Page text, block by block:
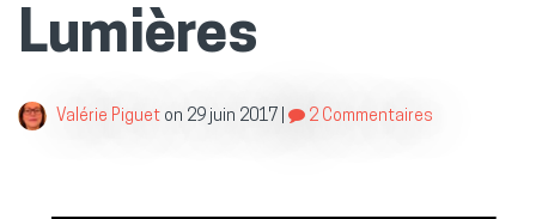
Lumières
Valérie Piguet on 29 juin 2017 2 Commentaires